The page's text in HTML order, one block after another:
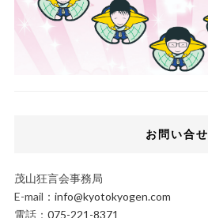
お問い合せ
茂山狂言会事務局
E-mail： info@kyotokyogen.com
電話： 075-221-8371